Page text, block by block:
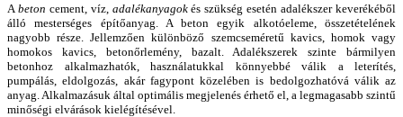
A beton cement, víz, adalékanyagokés szükség esetén adalékszer keverékéből
álló mesterséges építőanyag. A beton egyik alkotóeleme, összetételének
nagyobb része. Jellemzően különböző szemcseméretű kavics, homok vagy
homokos kavics, betonőrlemény, bazalt. Adalékszerek szinte bármilyen
betonhoz alkalmazhatók, használatukkal könnyebbé válik a leterítés,
pumpálás, eldolgozás, akár fagypont közelében is bedolgozhatóvá válik az
anyag. Alkalmazásuk által optimális megjelenés érhető el, a legmagasabb szintű
minőségi elvárások kielégítésével.